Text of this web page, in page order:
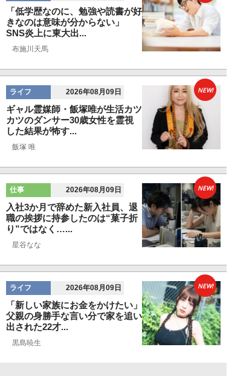
「低学歴なのに、勉強や読書が好
きなのは意味が分からない」
SNS炎上に東大出...
布施川天馬
ライフ 2026年08月09日
ギャル霊媒師・飯塚唯が生活カツ
カツのダンサー30歳女性を霊視
した結果が怖す...
飯塚 唯
NEW!
仕事 2026年08月09日
入社3か月で辞めた新入社員、退
職の挨拶に持参したのは“菓子折
り”ではなく…...
星谷なな
NEW!
ライフ 2026年08月09日
「新しい家族にお金をかけたい」
父親の身勝手な言い分で家を追い
出された22才...
黒島暁生
NEW!